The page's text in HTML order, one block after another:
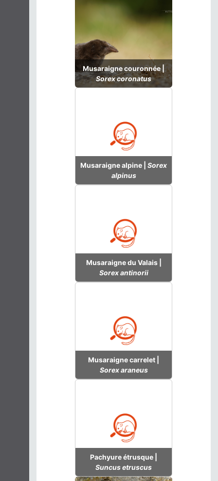
Musaraigne couronnée |
Sorex coronatus
Musaraigne alpine | Sorex
alpinus
Musaraigne du Valais |
Sorex antinorii
Musaraigne carrelet |
Sorex araneus
Pachyure étrusque |
Suncus etruscus